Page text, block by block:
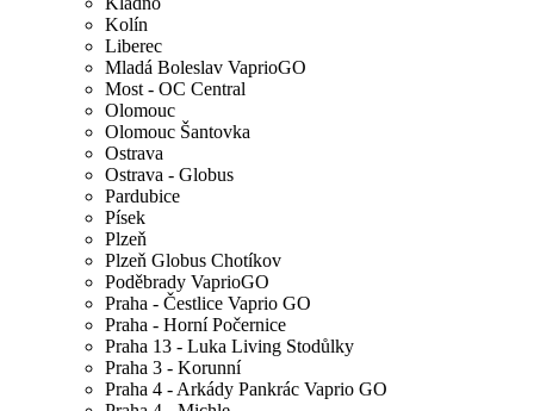
Kolín
Liberec
Mladá Boleslav VaprioGO
Most - OC Central
Olomouc
Olomouc Šantovka
Ostrava
Ostrava - Globus
Pardubice
Písek
Plzeň
Plzeň Globus Chotíkov
Poděbrady VaprioGO
Praha - Čestlice Vaprio GO
Praha - Horní Počernice
Praha 13 - Luka Living Stodůlky
Praha 3 - Korunní
Praha 4 - Arkády Pankrác Vaprio GO